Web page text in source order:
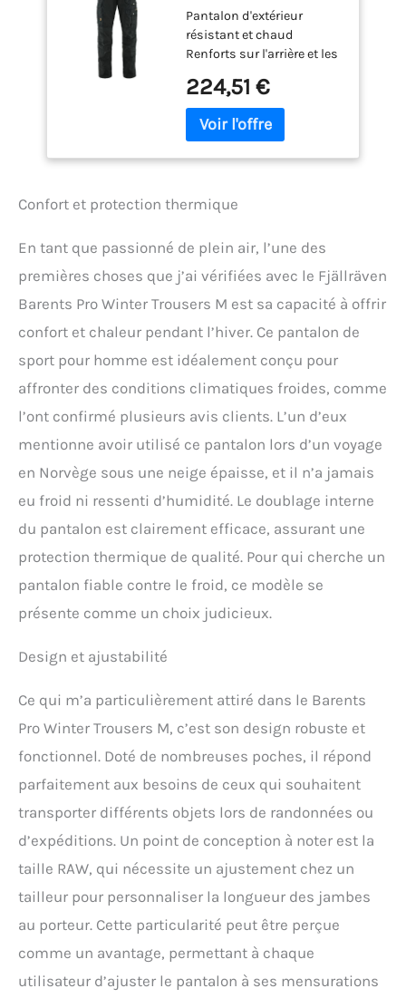
Homme Black FR:
4XL (Taille Fabricant:
58)
Pantalon d'extérieur
résistant et chaud
Renforts sur l'arrière et les
une poche pour cartes et
une poche multi-outils
Couleur : Noir Department :
224,51 €
Confort et protection thermique
En tant que passionné de plein air, l’une des
premières choses que j’ai vérifiées avec le Fjällräven
Barents Pro Winter Trousers M est sa capacité à offrir
confort et chaleur pendant l’hiver. Ce pantalon de
sport pour homme est idéalement conçu pour
affronter des conditions climatiques froides, comme
l’ont confirmé plusieurs avis clients. L’un d’eux
mentionne avoir utilisé ce pantalon lors d’un voyage
en Norvège sous une neige épaisse, et il n’a jamais
eu froid ni ressenti d’humidité. Le doublage interne
du pantalon est clairement efficace, assurant une
protection thermique de qualité. Pour qui cherche un
pantalon fiable contre le froid, ce modèle se
présente comme un choix judicieux.
Design et ajustabilité
Ce qui m’a particulièrement attiré dans le Barents
Pro Winter Trousers M, c’est son design robuste et
fonctionnel. Doté de nombreuses poches, il répond
parfaitement aux besoins de ceux qui souhaitent
transporter différents objets lors de randonnées ou
d’expéditions. Un point de conception à noter est la
taille RAW, qui nécessite un ajustement chez un
tailleur pour personnaliser la longueur des jambes
au porteur. Cette particularité peut être perçue
comme un avantage, permettant à chaque
utilisateur d’ajuster le pantalon à ses mensurations